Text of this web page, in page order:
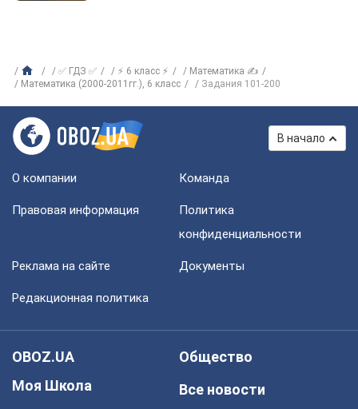
✅ ГДЗ ✅ ⚡ 6 класс ⚡
Математика ✍
Математика (2000-2011гг.), 6 класс
Задания 101-200
В начало
О компании Команда
Правовая информация
Политика
конфиденциальности
Реклама на сайте Документы
Редакционная политика
OBOZ.UA
Моя Школа
Общество
Все новости